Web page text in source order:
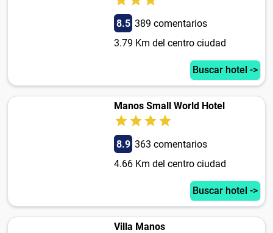
8.5 389 comentarios
3.79 Km del centro ciudad
Buscar hotel ->
Manos Small World Hotel
8.9 363 comentarios
4.66 Km del centro ciudad
Buscar hotel ->
Villa Manos